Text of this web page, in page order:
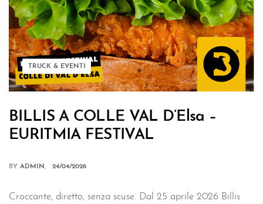
TRUCK & EVENTI
BILLIS A COLLE VAL D’Elsa –
EURITMIA FESTIVAL
BY ADMIN 24/04/2026
Croccante, diretto, senza scuse. Dal 25 aprile 2026 Billis